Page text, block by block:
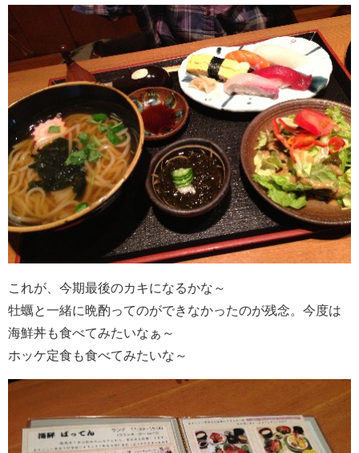
これが、今期最後のカキになるかな～
牡蠣と一緒に晩酌ってのができなかったのが残念。今度は
海鮮丼も食べてみたいなぁ～
ホッケ定食も食べてみたいな～